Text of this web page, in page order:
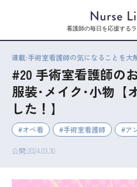
看護師の毎日を応援する
連載:手術室看護師の気になることを大
#20 手術室看護師の
服装･メイク･小物【
した！】
オペ看 手術室看護師 ア
公開:2024.03.30